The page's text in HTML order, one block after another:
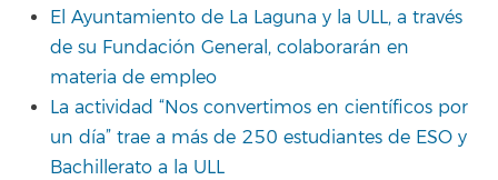
El Ayuntamiento de La Laguna y la ULL, a través
de su Fundación General, colaborarán en
materia de empleo
La actividad “Nos convertimos en científicos por
un día” trae a más de 250 estudiantes de ESO y
Bachillerato a la ULL